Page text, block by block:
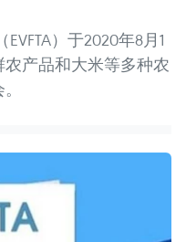
）于2020年8月1
产品和大米等多种农